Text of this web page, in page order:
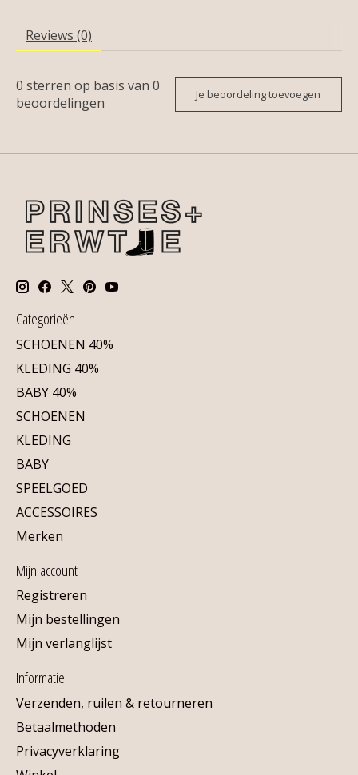
Reviews (0)
0 sterren op basis van 0
beoordelingen
Je beoordeling toevoegen
Categorieën
SCHOENEN 40%
KLEDING 40%
BABY 40%
SCHOENEN
KLEDING
BABY
SPEELGOED
ACCESSOIRES
Merken
Mijn account
Registreren
Mijn bestellingen
Mijn verlanglijst
Informatie
Verzenden, ruilen & retourneren
Betaalmethoden
Privacyverklaring